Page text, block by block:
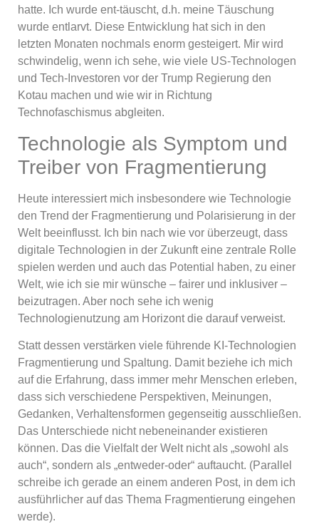
hatte. Ich wurde ent-täuscht, d.h. meine Täuschung
wurde entlarvt. Diese Entwicklung hat sich in den
letzten Monaten nochmals enorm gesteigert. Mir wird
schwindelig, wenn ich sehe, wie viele US-Technologen
und Tech-Investoren vor der Trump Regierung den
Kotau machen und wie wir in Richtung
Technofaschismus abgleiten.
Technologie als Symptom und
Treiber von Fragmentierung
Heute interessiert mich insbesondere wie Technologie
den Trend der Fragmentierung und Polarisierung in der
Welt beeinflusst. Ich bin nach wie vor überzeugt, dass
digitale Technologien in der Zukunft eine zentrale Rolle
spielen werden und auch das Potential haben, zu einer
Welt, wie ich sie mir wünsche – fairer und inklusiver –
beizutragen. Aber noch sehe ich wenig
Technologienutzung am Horizont die darauf verweist.
Statt dessen verstärken viele führende KI-Technologien
Fragmentierung und Spaltung. Damit beziehe ich mich
auf die Erfahrung, dass immer mehr Menschen erleben,
dass sich verschiedene Perspektiven, Meinungen,
Gedanken, Verhaltensformen gegenseitig ausschließen.
Das Unterschiede nicht nebeneinander existieren
können. Das die Vielfalt der Welt nicht als „sowohl als
auch“, sondern als „entweder-oder“ auftaucht. (Parallel
schreibe ich gerade an einem anderen Post, in dem ich
ausführlicher auf das Thema Fragmentierung eingehen
werde).